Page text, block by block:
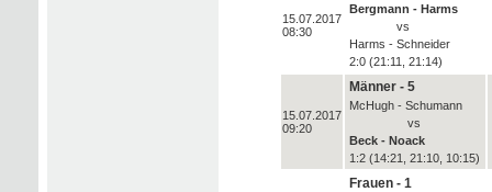
15.07.2017
08:30
Bergmann - Harms
vs
Harms - Schneider
2:0 (21:11, 21:14)
15.07.2017
09:20
Männer - 5
McHugh - Schumann
vs
Beck - Noack
1:2 (14:21, 21:10, 10:15)
Frauen - 1